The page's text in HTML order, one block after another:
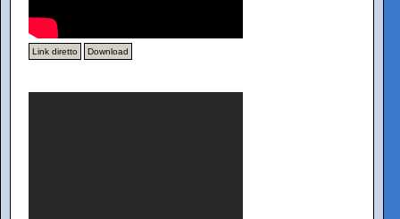
Link diretto Download